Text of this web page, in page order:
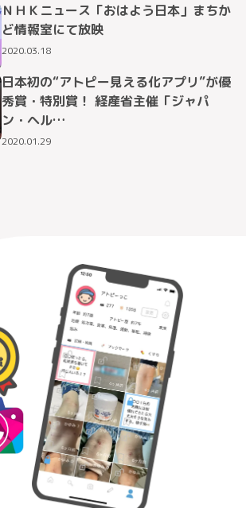
ＮＨＫニュース「おはよう日本」まちか
ど情報室にて放映
2020.03.18
日本初の“アトピー見える化アプリ”が優
秀賞・特別賞！ 経産省主催「ジャパ
ン・ヘル…
2020.01.29